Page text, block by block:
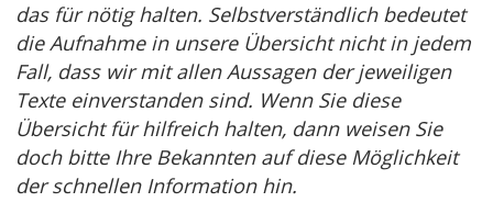
das für nötig halten. Selbstverständlich bedeutet
die Aufnahme in unsere Übersicht nicht in jedem
Fall, dass wir mit allen Aussagen der jeweiligen
Texte einverstanden sind. Wenn Sie diese
Übersicht für hilfreich halten, dann weisen Sie
doch bitte Ihre Bekannten auf diese Möglichkeit
der schnellen Information hin.